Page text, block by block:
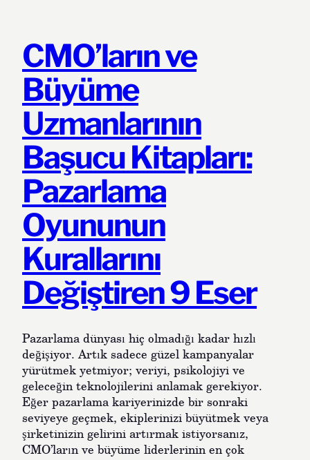
CMO’ların ve
Büyüme
Uzmanlarının
Başucu Kitapları:
Pazarlama
Oyununun
Kurallarını
Değiştiren 9 Eser
Pazarlama dünyası hiç olmadığı kadar hızlı
değişiyor. Artık sadece güzel kampanyalar
yürütmek yetmiyor; veriyi, psikolojiyi ve
geleceğin teknolojilerini anlamak gerekiyor.
Eğer pazarlama kariyerinizde bir sonraki
seviyeye geçmek, ekiplerinizi büyütmek veya
şirketinizin gelirini artırmak istiyorsanız,
CMO’ların ve büyüme liderlerinin en çok